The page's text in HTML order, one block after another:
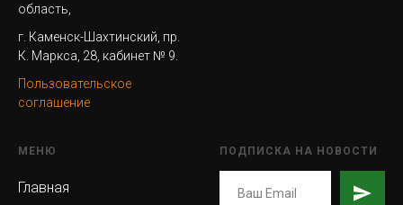
область,
г. Каменск-Шахтинский, пр.
К. Маркса, 28, кабинет № 9.
Пользовательское
соглашение
МЕНЮ
Главная
ПОДПИСКА НА НОВОСТИ